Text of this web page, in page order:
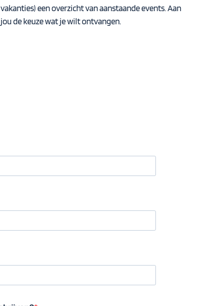
vakanties) een overzicht van aanstaande events. Aan
jou de keuze wat je wilt ontvangen.